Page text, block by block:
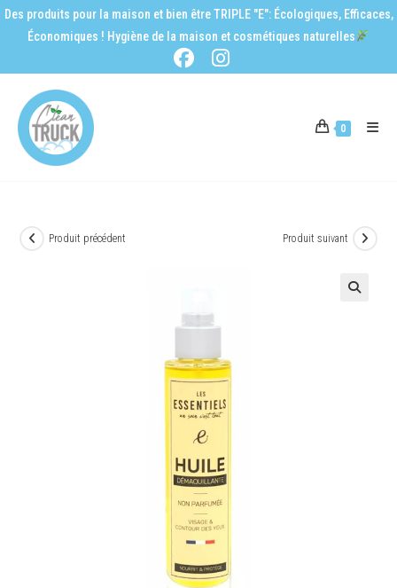
Des produits pour la maison et bien être TRIPLE "E": Écologiques, Efficaces,
Économiques ! Hygiène de la maison et cosmétiques naturelles
0
Produit précédent Produit suivant